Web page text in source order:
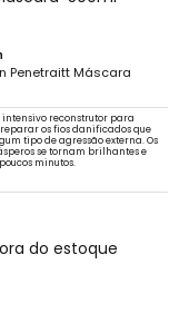
Penetraitt Máscara
reconstrutor para
os fios danificados que
tipo de agressão externa. Os
se tornam brilhantes e
minutos.
do estoque